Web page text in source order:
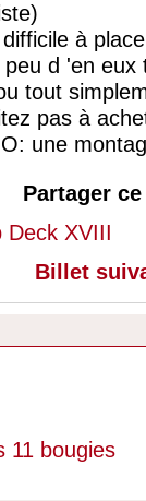
à
d 'en
tout
pas à
une
Partager
Deck XVIII
Billet
11 bougies